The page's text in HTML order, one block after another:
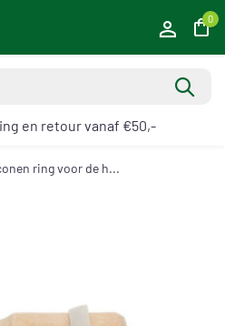
0
en retour vanaf €50,-
ring voor de h...